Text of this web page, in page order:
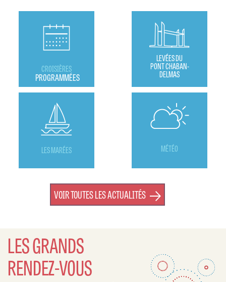
CROISIÈRES
PROGRAMMÉES
LEVÉES DU
PONT CHABAN-
DELMAS
LES MARÉES MÉTÉO
VOIR TOUTES LES ACTUALITÉS
LES GRANDS
RENDEZ-VOUS